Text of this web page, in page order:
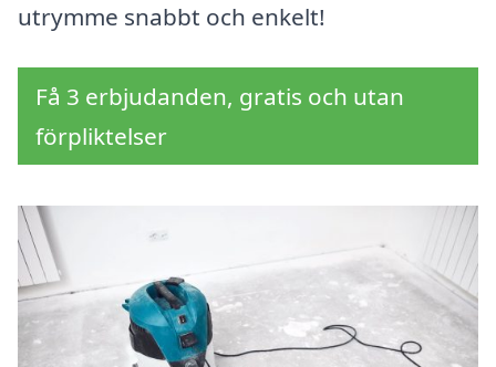
utrymme snabbt och enkelt!
Få 3 erbjudanden, gratis och utan
förpliktelser